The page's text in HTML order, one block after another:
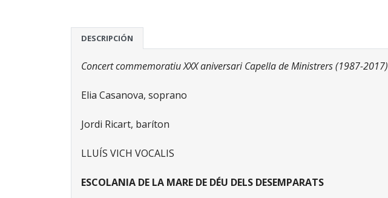
DESCRIPCIÓN
Concert commemoratiu XXX aniversari Capella de Ministrers (1987-2017)
Elia Casanova, soprano
Jordi Ricart, baríton
LLUÍS VICH VOCALIS
ESCOLANIA DE LA MARE DE DÉU DELS DESEMPARATS